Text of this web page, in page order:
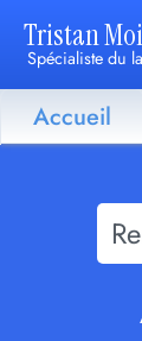
Tristan
Spécialiste du
Accueil